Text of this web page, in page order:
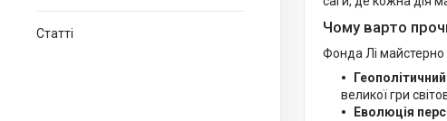
Статті Чому варто
Фонда Лі майстерно
великої гри
Еволюція